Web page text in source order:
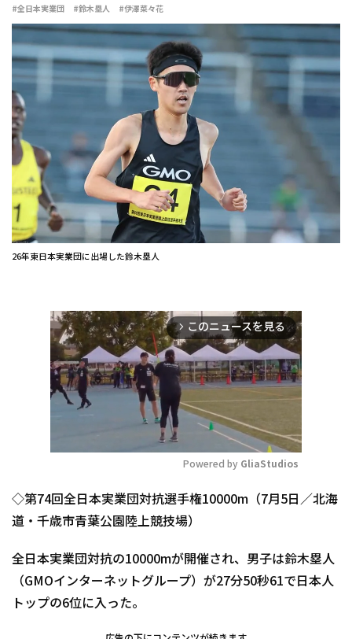
#全日本実業団 #鈴木塁人 #伊澤菜々花
26年東日本実業団に出場した鈴木塁人
arrow_forward_ios このニュースを見る
Mute
Powered by GliaStudios
◇第74回全日本実業団対抗選手権10000m（7月5日／北海
道・千歳市青葉公園陸上競技場）
全日本実業団対抗の10000mが開催され、男子は鈴木塁人
（GMOインターネットグループ）が27分50秒61で日本人
トップの6位に入った。